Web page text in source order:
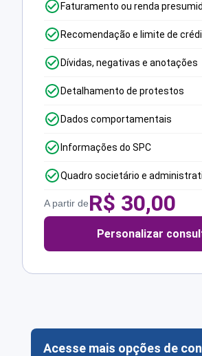
Faturamento ou renda
Recomendação e limite de
Dívidas, negativas e anotações
Detalhamento de protestos
Dados comportamentais
Informações do SPC
Quadro societário e
A partir deR$ 30,00
Personalizar
Acesse mais opções de